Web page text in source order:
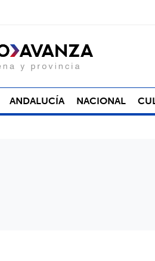
ANDALUCÍA NACIONAL